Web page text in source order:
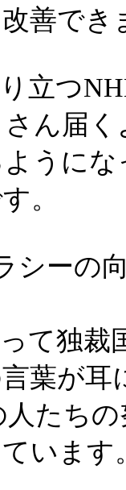
善でき
立つ
ん届
うに
。
ーの
って独
葉が
たち
います